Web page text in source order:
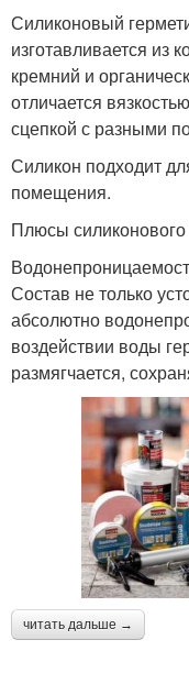
Силиконовый
изготавливается из
кремний и
отличается
сцепкой с разными
Силикон подходит
помещения.
Плюсы силиконового
Состав не только
абсолютно
воздействии воды
размягчается,
читать дальше →